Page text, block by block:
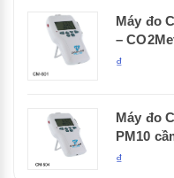
Máy đo
–
₫
Máy đo
PM10
₫